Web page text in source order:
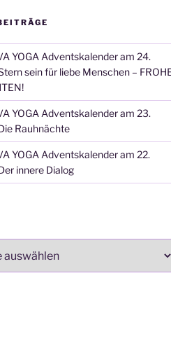
YOGA Adventskalender am 24.
sein für liebe Menschen –
YOGA Adventskalender am 23.
Rauhnächte
YOGA Adventskalender am 22.
innere Dialog